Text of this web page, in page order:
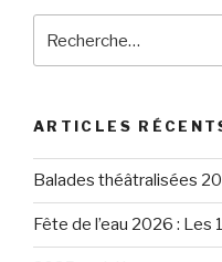
ARTICLES
Balades théâtralisées
Fête de l’eau 2026 : Les